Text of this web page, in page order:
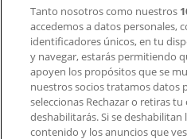
Contacto
Contacto comercial y
Tienda mal colocada en
Notificar un folleto
¿Encontraste un
Tanto nosotros como nuestros
accedemos a datos personales,
identificadores únicos, en tu
y navegar, estarás permitiendo
apoyen los propósitos que se
nuestros socios tratamos datos
seleccionas Rechazar o retiras
deshabilitarás. Si se
contenido y los anuncios que